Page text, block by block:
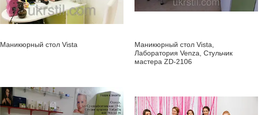
Маникюрный стол Vista
Маникюрный стол Vista,
Лаборатория Venza, Стульчик
мастера ZD-2106